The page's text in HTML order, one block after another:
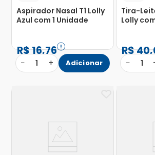
Aspirador Nasal T1 Lolly
Azul com 1 Unidade
R$16,76
− 1 + Adicionar
Tira-
Lolly
R$40,
− 1